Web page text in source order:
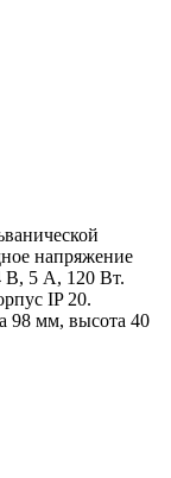
напряжение
В, 5 А, 120 Вт.
IP 20.
98 мм, высота 40